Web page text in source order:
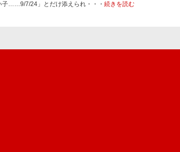
子……9/7/24」とだけ添えられ・・・ 続きを読む